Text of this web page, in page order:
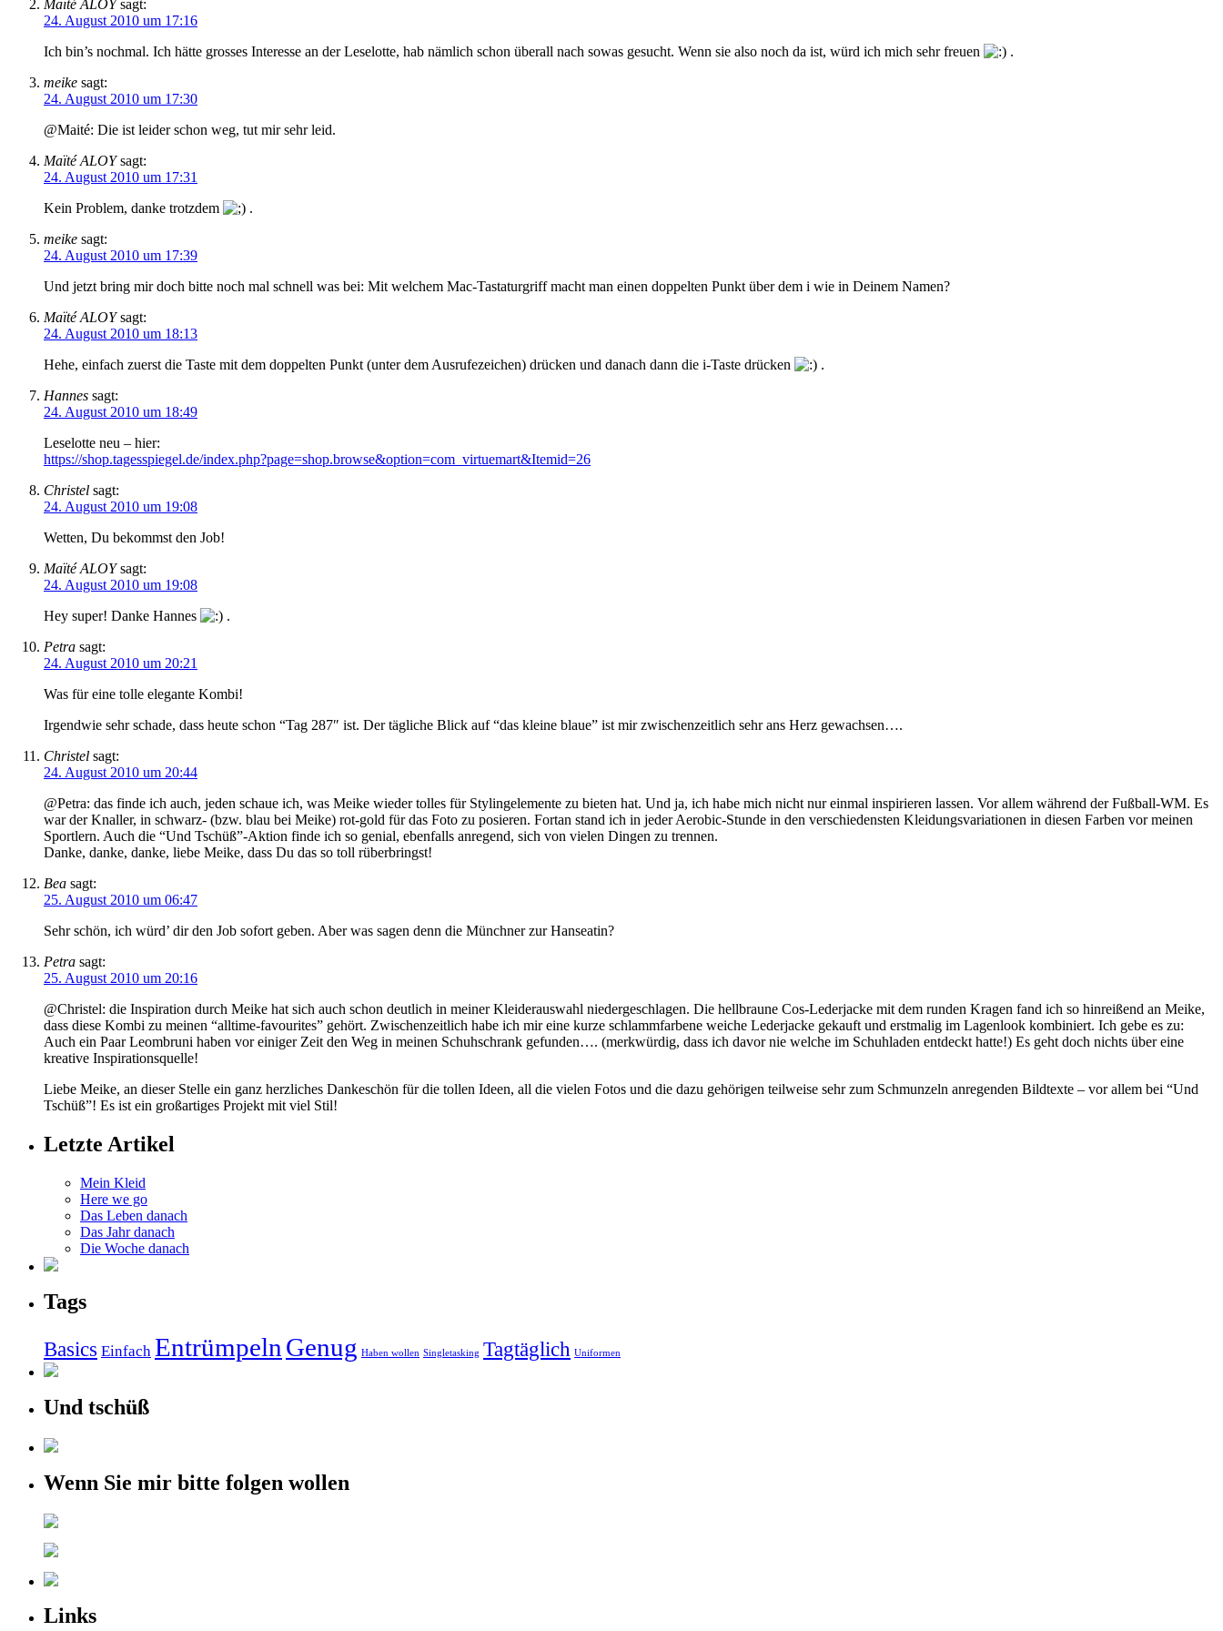
Maïté ALOY sagt:
24. August 2010 um 17:16
Ich bin’s nochmal. Ich hätte grosses Interesse an der Leselotte, hab nämlich schon überall nach sowas gesucht. Wenn sie also noch da ist, würd ich mich sehr freuen
.
meike sagt:
24. August 2010 um 17:30
@Maité: Die ist leider schon weg, tut mir sehr leid.
Maïté ALOY sagt:
24. August 2010 um 17:31
Kein Problem, danke trotzdem
.
meike sagt:
24. August 2010 um 17:39
Und jetzt bring mir doch bitte noch mal schnell was bei: Mit welchem Mac-Tastaturgriff macht man einen doppelten Punkt über dem i wie in Deinem Namen?
Maïté ALOY sagt:
24. August 2010 um 18:13
Hehe, einfach zuerst die Taste mit dem doppelten Punkt (unter dem Ausrufezeichen) drücken und danach dann die i-Taste drücken
.
Hannes sagt:
24. August 2010 um 18:49
Leselotte neu – hier:
https://shop.tagesspiegel.de/index.php?page=shop.browse&option=com_virtuemart&Itemid=26
Christel sagt:
24. August 2010 um 19:08
Wetten, Du bekommst den Job!
Maïté ALOY sagt:
24. August 2010 um 19:08
Hey super! Danke Hannes
.
Petra sagt:
24. August 2010 um 20:21
Was für eine tolle elegante Kombi!
Irgendwie sehr schade, dass heute schon “Tag 287″ ist. Der tägliche Blick auf “das kleine blaue” ist mir zwischenzeitlich sehr ans Herz gewachsen….
Christel sagt:
24. August 2010 um 20:44
@Petra: das finde ich auch, jeden schaue ich, was Meike wieder tolles für Stylingelemente zu bieten hat. Und ja, ich habe mich nicht nur einmal inspirieren lassen. Vor allem während der Fußball-WM. Es
war der Knaller, in schwarz- (bzw. blau bei Meike) rot-gold für das Foto zu posieren. Fortan stand ich in jeder Aerobic-Stunde in den verschiedensten Kleidungsvariationen in diesen Farben vor meinen
Sportlern. Auch die “Und Tschüß”-Aktion finde ich so genial, ebenfalls anregend, sich von vielen Dingen zu trennen.
Danke, danke, danke, liebe Meike, dass Du das so toll rüberbringst!
Bea sagt:
25. August 2010 um 06:47
Sehr schön, ich würd’ dir den Job sofort geben. Aber was sagen denn die Münchner zur Hanseatin?
Petra sagt:
25. August 2010 um 20:16
@Christel: die Inspiration durch Meike hat sich auch schon deutlich in meiner Kleiderauswahl niedergeschlagen. Die hellbraune Cos-Lederjacke mit dem runden Kragen fand ich so hinreißend an Meike,
dass diese Kombi zu meinen “alltime-favourites” gehört. Zwischenzeitlich habe ich mir eine kurze schlammfarbene weiche Lederjacke gekauft und erstmalig im Lagenlook kombiniert. Ich gebe es zu:
Auch ein Paar Leombruni haben vor einiger Zeit den Weg in meinen Schuhschrank gefunden…. (merkwürdig, dass ich davor nie welche im Schuhladen entdeckt hatte!) Es geht doch nichts über eine
kreative Inspirationsquelle!
Liebe Meike, an dieser Stelle ein ganz herzliches Dankeschön für die tollen Ideen, all die vielen Fotos und die dazu gehörigen teilweise sehr zum Schmunzeln anregenden Bildtexte – vor allem bei “Und
Tschüß”! Es ist ein großartiges Projekt mit viel Stil!
Letzte Artikel
Mein Kleid
Here we go
Das Leben danach
Das Jahr danach
Die Woche danach
Tags
Basics Einfach Entrümpeln Genug Haben wollen Singletasking Tagtäglich Uniformen
Und tschüß
Wenn Sie mir bitte folgen wollen
Links